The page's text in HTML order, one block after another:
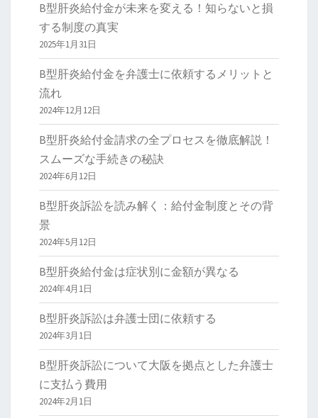
B型肝炎給付金が未来を変える！知らないと損
する制度の真実
2025年1月31日
B型肝炎給付金を弁護士に依頼するメリットと
流れ
2024年12月12日
B型肝炎給付金請求の全プロセスを徹底解説！
スムーズな手続きの秘訣
2024年6月12日
B型肝炎訴訟を読み解く：給付金制度とその背
景
2024年5月12日
B型肝炎給付金は症状別に金額が異なる
2024年4月1日
B型肝炎訴訟は弁護士団に依頼する
2024年3月1日
B型肝炎訴訟について大阪を拠点とした弁護士
に支払う費用
2024年2月1日